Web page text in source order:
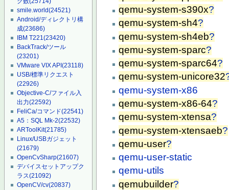
smile.world(24521)
Android/ディレクトリ構
成(23686)
IBM T221(23420)
BackTrack/ツール
(23201)
VMware VIX API(23118)
USB/標準リクエスト
(22926)
Objective-C/ファイル入
出力(22592)
FeliCa/コマンド(22541)
A5：SQL Mk-2(22532)
ARToolKit(21785)
Linux/USBガジェット
(21679)
OpenCvSharp(21607)
デバイスセットアップク
ラス(21092)
OpenCV/cv(20837)
qemu-system-s390x?
qemu-system-sh4?
qemu-system-sh4eb?
qemu-system-sparc?
qemu-system-sparc64?
qemu-system-unicore32
qemu-system-x86
qemu-system-x86-64?
qemu-system-xtensa?
qemu-system-xtensaeb?
qemu-user?
qemu-user-static
qemu-utils
qemubuilder?